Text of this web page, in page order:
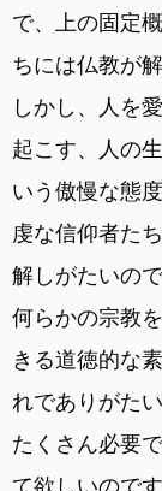
で、上の固定
ちには仏教が
しかし、人を
起こす、人の
いう傲慢な態
虔な信仰者た
解しがたいので
何らかの宗教
きる道徳的な
れでありがた
たくさん必要
て欲しいので